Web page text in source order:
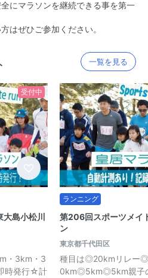
にマラソンを継続できる事を第一
はぜひご参加ください。
一覧を見る
受付中
島小松川
・3km・3
時発行☆計
ランニング
第206回スポーツメイ
ン
東京都千代田区
種目は◎20kmリレ
0km◎5km◎5km親